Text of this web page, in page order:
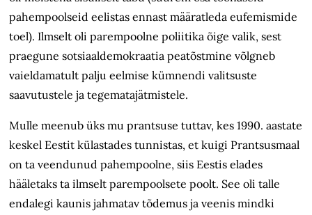
pahempoolseid eelistas ennast määratleda eufemismide
toel). Ilmselt oli parempoolne poliitika õige valik, sest
praegune sotsiaaldemokraatia peatõstmine võlgneb
vaieldamatult palju eelmise kümnendi valitsuste
saavutustele ja tegematajätmistele.
Mulle meenub üks mu prantsuse tuttav, kes 1990. aastate
keskel Eestit külastades tunnistas, et kuigi Prantsusmaal
on ta veendunud pahempoolne, siis Eestis elades
hääletaks ta ilmselt parempoolsete poolt. See oli talle
endalegi kaunis jahmatav tõdemus ja veenis mindki